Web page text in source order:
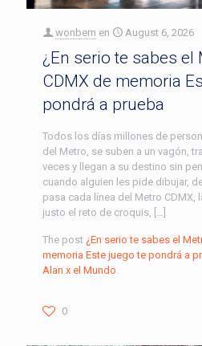
wonbern en August 6, 2026
¿En serio te sabes el
CDMX de memoria
pondrá a prueba
Todos los días millones de
del Metro, se suben a un vagón,
veces y llegan a su destino sin
cuando alguien les pide dibujar,
pasa cada línea del Metro CDMX,
justo el reto de croquis, […]
The post ¿En serio te sabes el
memoria Este juego te pondrá a
Alan x el Mundo.
0